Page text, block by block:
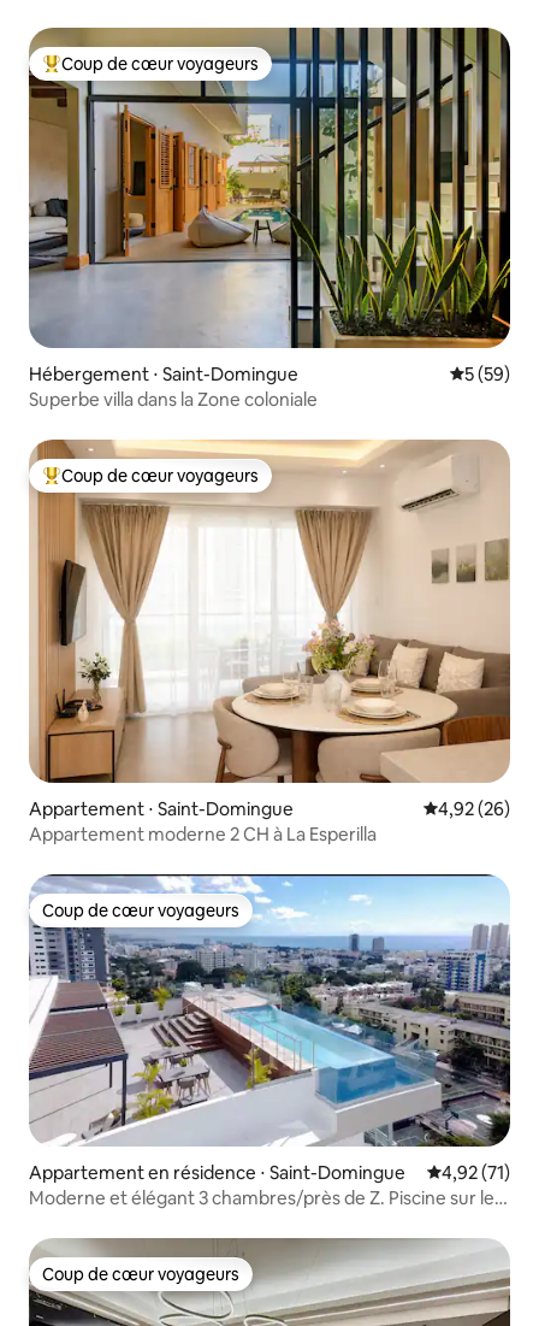
Coups de cœur voyageurs les plus appréciés
Coup de cœur voyageurs
Hébergement ⋅ Saint-Domingue
5 (59)
Superbe villa dans la Zone coloniale
Coups de cœur voyageurs les plus appréciés
Coup de cœur voyageurs
Appartement ⋅ Saint-Domingue Évaluation
4,92 (26)
Appartement moderne 2 CH à La Esperilla
Coup de cœur voyageurs
Coup de cœur voyageurs
Appartement en résidence ⋅ Saint-Domingue Évaluation
4,92 (71)
Moderne et élégant 3 chambres/près de Z. Piscine sur le
Coup de cœur voyageurs
Coup de cœur voyageurs